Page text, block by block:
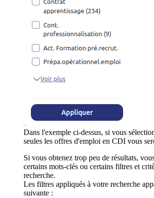
Dans l'exemple ci-dessus, si vous
seules les offres d'emploi en CDI vous
Si vous obtenez trop peu de résultats,
certains mots-clés ou certains filtres et
recherche.
Les filtres appliqués à votre recherche
suivante :